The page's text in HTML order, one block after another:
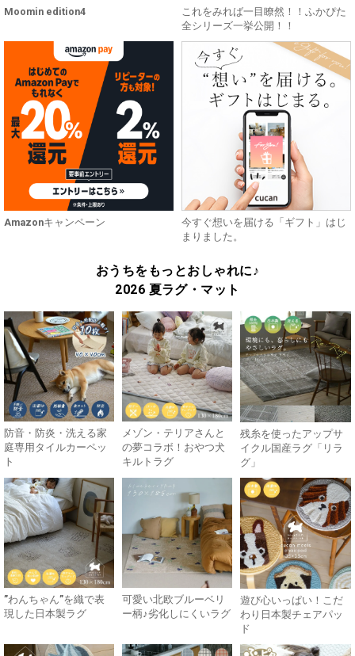
Moomin edition4
これをみれば一目瞭然！！ふかぴた
全シリーズ一挙公開！！
Amazonキャンペーン
今すぐ想いを届ける「ギフト」はじ
まりました。
おうちをもっとおしゃれに♪
2026 夏ラグ・マット
防音・防炎・洗える家
庭専用タイルカーペッ
ト
メゾン・テリアさんと
の夢コラボ！おやつ犬
キルトラグ
残糸を使ったアップサ
イクル国産ラグ「リラ
グ」
”わんちゃん”を織で表
現した日本製ラグ
可愛い北欧ブルーベリ
ー柄♪劣化しにくいラグ
遊び心いっぱい！こだ
わり日本製チェアパッ
ド